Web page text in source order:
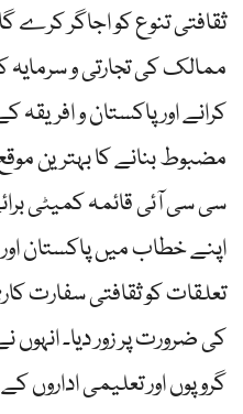
ثقافتی تنوع کو اجاگر کرے
ممالک کی تجارتی و
کرانے اور پاکستان و افریقہ
مضبوط بنانے کا بہترین
سی سی آئی قائمہ کمیٹی
اپنے خطاب میں پاکستان
تعلقات کو ثقافتی سفارت
کی ضرورت پر زور دیا۔ انہوں
گروپوں اور تعلیمی